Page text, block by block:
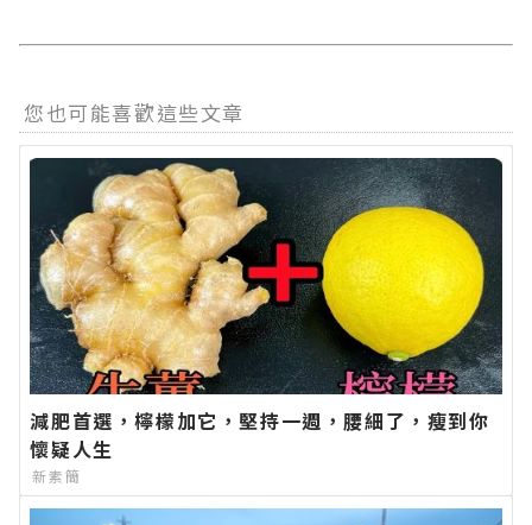
您也可能喜歡這些文章
減肥首選，檸檬加它，堅持一週，腰細了，瘦到你
懷疑人生
新素簡